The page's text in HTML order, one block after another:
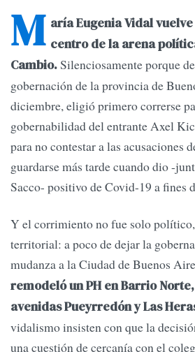
M aría Eugenia Vidal
centro de la arena
Cambio.Silenciosamente porque
gobernación de la provincia de
diciembre, eligió primero correrse
gobernabilidad del entrante Axel
para no contestar a las acusaciones
guardarse más tarde cuando dio -
Sacco- positivo de Covid-19 a fines
Y el corrimiento no fue solo
territorial: a poco de dejar la
mudanza a la Ciudad de Buenos
remodeló un PH en Barrio
avenidas Pueyrredón y Las
vidalismo insisten con que la
una cuestión de cercanía con el